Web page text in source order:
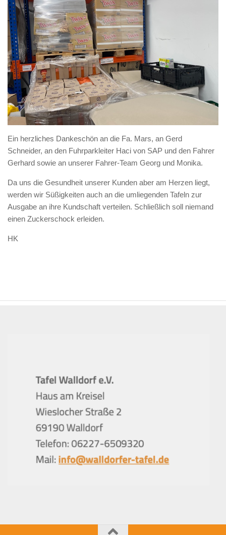
Ein herzliches Dankeschön an die Fa. Mars, an Gerd
Schneider, an den Fuhrparkleiter Haci von SAP und den Fahrer
Gerhard sowie an unserer Fahrer-Team Georg und Monika.
Da uns die Gesundheit unserer Kunden aber am Herzen liegt,
werden wir Süßigkeiten auch an die umliegenden Tafeln zur
Ausgabe an ihre Kundschaft verteilen. Schließlich soll niemand
einen Zuckerschock erleiden.
HK